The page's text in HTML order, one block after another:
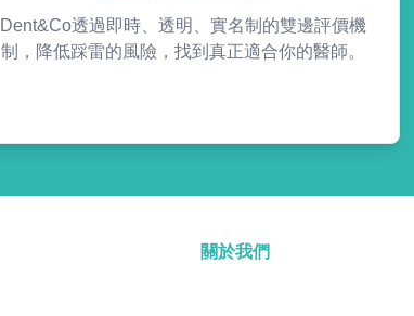
Dent&Co透過即時、透明、實名制的雙邊評價機
制，降低踩雷的風險，找到真正適合你的醫師。
關於我們